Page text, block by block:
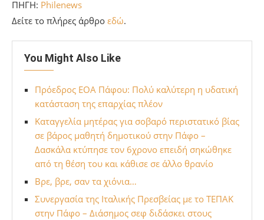
ΠΗΓΗ: Philenews
Δείτε το πλήρες άρθρο εδώ.
You Might Also Like
Πρόεδρος ΕΟΑ Πάφου: Πολύ καλύτερη η υδατική
κατάσταση της επαρχίας πλέον
Καταγγελία μητέρας για σοβαρό περιστατικό βίας
σε βάρος μαθητή δημοτικού στην Πάφο –
Δασκάλα κτύπησε τον 6χρονο επειδή σηκώθηκε
από τη θέση του και κάθισε σε άλλο θρανίο
Βρε, βρε, σαν τα χιόνια…
Συνεργασία της Ιταλικής Πρεσβείας με το ΤΕΠΑΚ
στην Πάφο – Διάσημος σεφ διδάσκει στους